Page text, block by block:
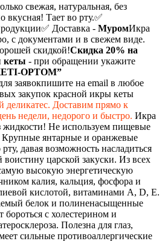
свежая, натуральная, без
вкусная! Тает во рту.✅
✅ Доставка - МуромИкра
с документами и в свежем виде.
скидкой!Скидка 20% на
кеты - при обращении укажите
OPTOM”
заявокпишите на email в любое
закупок красной икры кеты
Доставим прямо к
недели, недорого и быстро. Икра
жидкости! Не используем пищевые
Крупные янтарные и оранжевые
давая возможность насладиться
царской закуски. Из всех
высокую энергетическую
калия, кальция, фосфора и
кислотой, витаминами A, D, E.
белок и полиненасыщенные
с холестерином и
Полезна для глаз,
сильные противоаллергические